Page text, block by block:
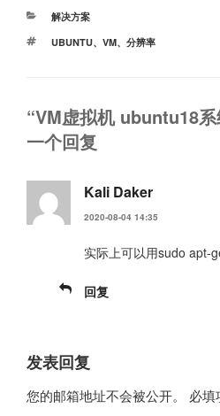
分
解决方案
标
UBUNTU、 VM、 分辨率
“VM虚拟机 ubuntu18
一个回复
Kali Daker
2020-08-04 14:35
实际上可以用sudo apt-
回复
发表回复
您的邮箱地址不会被公开。 必填